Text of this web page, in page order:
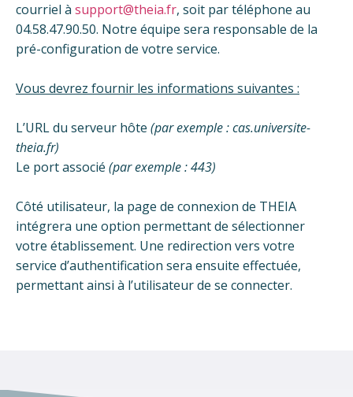
courriel à support@theia.fr, soit par téléphone au
04.58.47.90.50. Notre équipe sera responsable de la
pré-configuration de votre service.
Vous devrez fournir les informations suivantes :
L’URL du serveur hôte (par exemple : cas.universite-
theia.fr)
Le port associé (par exemple : 443)
Côté utilisateur, la page de connexion de THEIA
intégrera une option permettant de sélectionner
votre établissement. Une redirection vers votre
service d’authentification sera ensuite effectuée,
permettant ainsi à l’utilisateur de se connecter.